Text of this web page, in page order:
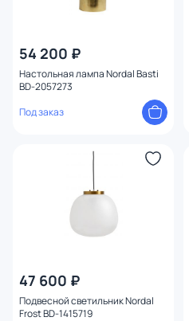
54 200 ₽
Настольная лампа Nordal Basti
BD-2057273
Под заказ
47 600 ₽
Подвесной светильник Nordal
Frost BD-1415719